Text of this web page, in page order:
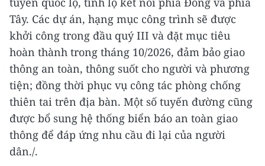
Tây. Các dự án, hạng mục công trình sẽ được
khởi công trong đầu quý III và đặt mục tiêu
hoàn thành trong tháng 10/2026, đảm bảo giao
thông an toàn, thông suốt cho người và phương
tiện; đồng thời phục vụ công tác phòng chống
thiên tai trên địa bàn. Một số tuyến đường cũng
được bổ sung hệ thống biển báo an toàn giao
thông để đáp ứng nhu cầu đi lại của người
dân./.